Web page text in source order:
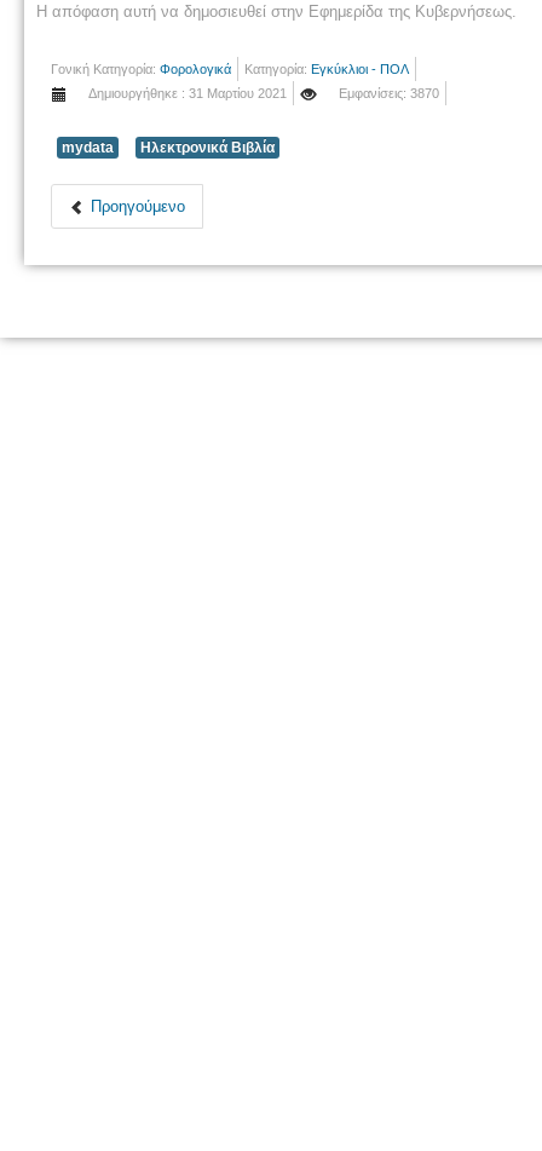
Η απόφαση αυτή να δημοσιευθεί στην Εφημερίδα της Κυβερνήσεως.
Γονική Κατηγορία: Φορολογικά Κατηγορία: Εγκύκλιοι - ΠΟΛ
Δημιουργήθηκε : 31 Μαρτίου 2021
Εμφανίσεις: 3870
mydata Ηλεκτρονικά Βιβλία
Προηγούμενο